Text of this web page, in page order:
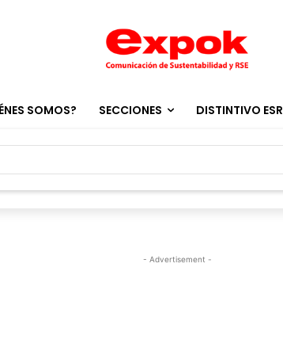
SOMOS? SECCIONES DISTINTIVO ESR
- Advertisement -